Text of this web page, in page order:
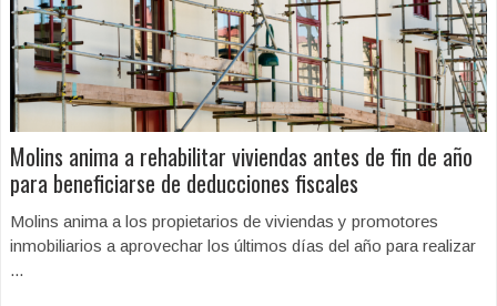
Molins anima a rehabilitar viviendas antes de fin de año
para beneficiarse de deducciones fiscales
Molins anima a los propietarios de viviendas y promotores
inmobiliarios a aprovechar los últimos días del año para realizar
...